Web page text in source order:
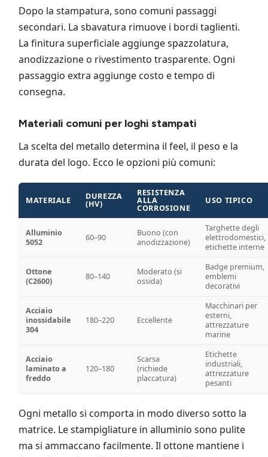
Dopo la stampatura, sono comuni passaggi
secondari. La sbavatura rimuove i bordi taglienti.
La finitura superficiale aggiunge spazzolatura,
anodizzazione o rivestimento trasparente. Ogni
passaggio extra aggiunge costo e tempo di
consegna.
Materiali comuni per loghi stampati
La scelta del metallo determina il feel, il peso e la
durata del logo. Ecco le opzioni più comuni:
MATERIALE DUREZZA
(HV)
RESISTENZA
ALLA
CORROSIONE
USO TIPICO
Alluminio
5052
60–90
Buono (con
anodizzazione)
Targhette degli
elettrodomestici,
etichette interne
Ottone
(C2600)
80–140
Moderato (si
ossida)
Badge premium,
emblemi
decorativi
Acciaio
inossidabile
304
180–220 Eccellente
Macchinari per
esterni,
attrezzature
marine
Acciaio
laminato a
freddo
120–180
Scarsa
(richiede
placcatura)
Etichette
industriali,
attrezzature
pesanti
Ogni metallo si comporta in modo diverso sotto la
matrice. Le stampigliature in alluminio sono pulite
ma si ammaccano facilmente. Il ottone mantiene i